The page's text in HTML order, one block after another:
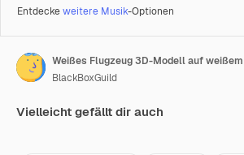
Entdeckeweitere Musik-Optionen
BlackBoxGuild
Vielleicht gefällt dir auch